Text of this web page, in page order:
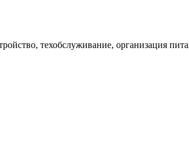
техобслуживание, организация